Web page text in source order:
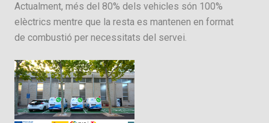
Actualment, més del 80% dels vehicles són 100%
elèctrics mentre que la resta es mantenen en format
de combustió per necessitats del servei.